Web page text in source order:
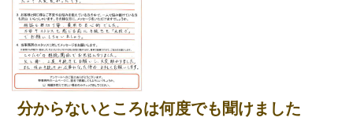
分からないところは何度でも聞けました